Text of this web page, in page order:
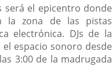
será el epicentro donde
la zona de las pistas
electrónica. DJs de la
espacio sonoro desde
3:00 de la madrugada